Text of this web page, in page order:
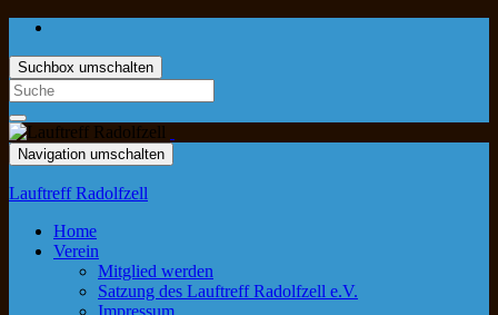
Suchbox umschalten
Navigation umschalten
Lauftreff Radolfzell
Home
Verein
Mitglied werden
Satzung des Lauftreff Radolfzell e.V.
Impressum